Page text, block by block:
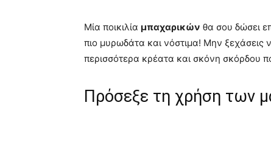
Πρόσεξε τη χρήση των
Ακόμα και οι μεγάλοι σεφ κόβονται
ασφάλεια! Γι αυτό το λόγο εμείς οι